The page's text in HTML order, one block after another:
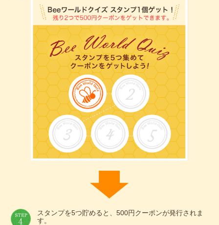
スタンプを5つ貯めると、500円クーポンが発行されま
す。